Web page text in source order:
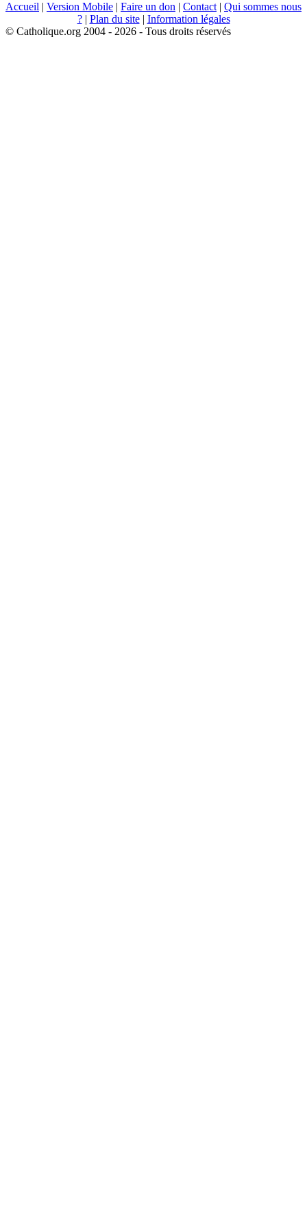
Accueil | Version Mobile | Faire un don | Contact | Qui sommes nous
?| Plan du site| Information légales
© Catholique.org 2004 - 2026 - Tous droits réservés